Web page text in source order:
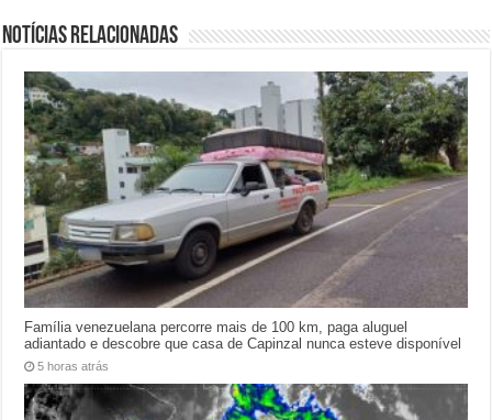
Notícias relacionadas
Família venezuelana percorre mais de 100 km, paga aluguel
adiantado e descobre que casa de Capinzal nunca esteve disponível
5 horas atrás